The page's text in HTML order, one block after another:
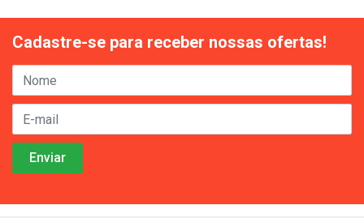
Cadastre-se para receber nossas ofertas!